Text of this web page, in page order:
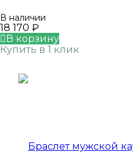
В наличии
18 170 ₽
В корзину
Купить в 1 клик